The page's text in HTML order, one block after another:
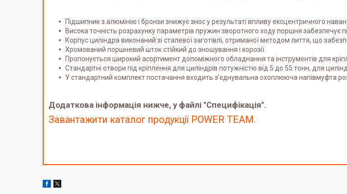
Підшипник з алюмінію і бронзи знижує знос у результаті впливу ексцентричного
Висока точність розрахунку параметрів пружин зворотного ходу поршня
Корпус циліндра виконаний зі сталевої заготівлі, отриманої методом лиття, що
Хромований поршневий шток стійкий до зношування і корозії.
Пропонується широкий асортимент допоміжного обладнання та інструментів для
Стандартні отвори під кріплення для циліндрів потужністю від 5 до 55 тонн, для
У стандартний комплект постачання входить з'єднувальна охоплююча напівмуфта
Додаткова інформація нижче, у файлі "Специфікація".
Завантажити каталог продукції POWER TEAM.